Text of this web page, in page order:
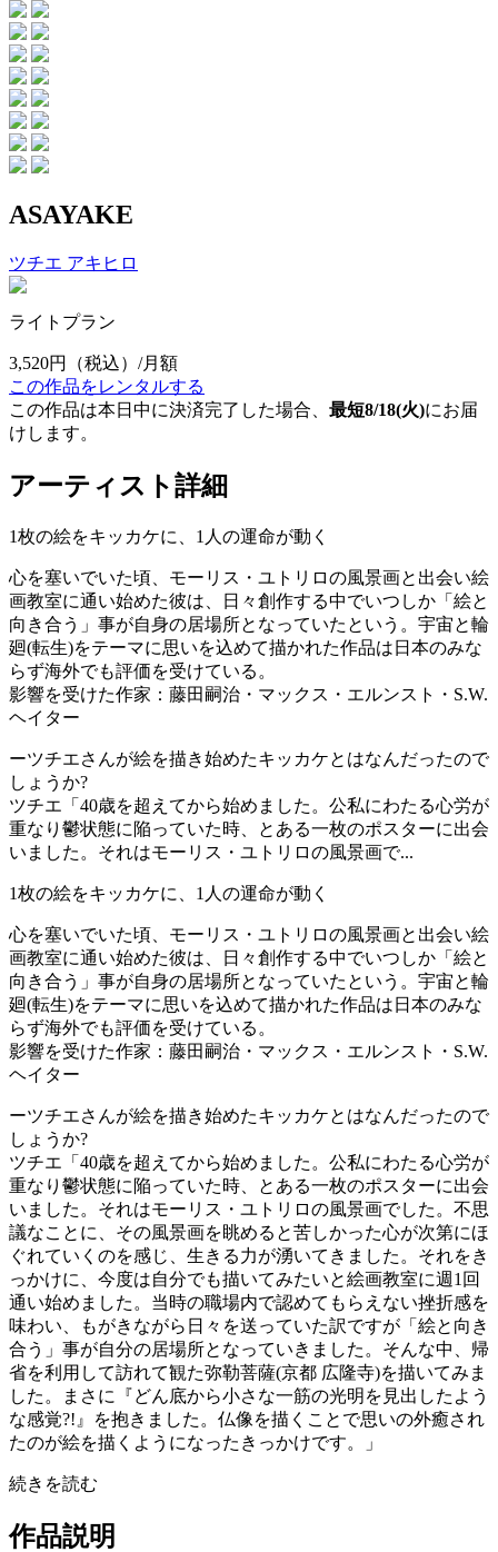
ASAYAKE
ツチエ アキヒロ
ライトプラン
3,520円
（税込）/月額
この作品をレンタルする
この作品は本日中に決済完了した場合、 最短8/18(火)にお届
けします。
アーティスト詳細
1枚の絵をキッカケに、1人の運命が動く
心を塞いでいた頃、モーリス・ユトリロの風景画と出会い絵
画教室に通い始めた彼は、日々創作する中でいつしか「絵と
向き合う」事が自身の居場所となっていたという。宇宙と輪
廻(転生)をテーマに思いを込めて描かれた作品は日本のみな
らず海外でも評価を受けている。
影響を受けた作家：藤田嗣治・マックス・エルンスト・S.W.
ヘイター
ーツチエさんが絵を描き始めたキッカケとはなんだったので
しょうか?
ツチエ「40歳を超えてから始めました。公私にわたる心労が
重なり鬱状態に陥っていた時、とある一枚のポスターに出会
いました。それはモーリス・ユトリロの風景画で...
1枚の絵をキッカケに、1人の運命が動く
心を塞いでいた頃、モーリス・ユトリロの風景画と出会い絵
画教室に通い始めた彼は、日々創作する中でいつしか「絵と
向き合う」事が自身の居場所となっていたという。宇宙と輪
廻(転生)をテーマに思いを込めて描かれた作品は日本のみな
らず海外でも評価を受けている。
影響を受けた作家：藤田嗣治・マックス・エルンスト・S.W.
ヘイター
ーツチエさんが絵を描き始めたキッカケとはなんだったので
しょうか?
ツチエ「40歳を超えてから始めました。公私にわたる心労が
重なり鬱状態に陥っていた時、とある一枚のポスターに出会
いました。それはモーリス・ユトリロの風景画でした。不思
議なことに、その風景画を眺めると苦しかった心が次第にほ
ぐれていくのを感じ、生きる力が湧いてきました。それをき
っかけに、今度は自分でも描いてみたいと絵画教室に週1回
通い始めました。当時の職場内で認めてもらえない挫折感を
味わい、もがきながら日々を送っていた訳ですが「絵と向き
合う」事が自分の居場所となっていきました。そんな中、帰
省を利用して訪れて観た弥勒菩薩(京都 広隆寺)を描いてみま
した。まさに『どん底から小さな一筋の光明を見出したよう
な感覚?!』を抱きました。仏像を描くことで思いの外癒され
たのが絵を描くようになったきっかけです。」
続きを読む
作品説明